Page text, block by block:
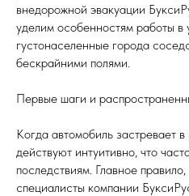
внедорожной эвакуации
уделим особенностям работы в
густонаселенные города
бескрайними полями.
Первые шаги и
Когда автомобиль застревает
действуют интуитивно, что
последствиям. Главное
специалисты компании